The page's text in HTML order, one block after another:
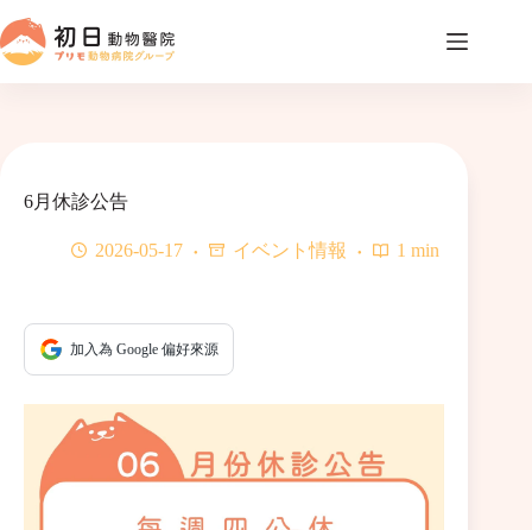
ン
テ
6月休診公告
2026-05-17 イベント情報 1 min
加入為 Google 偏好來源